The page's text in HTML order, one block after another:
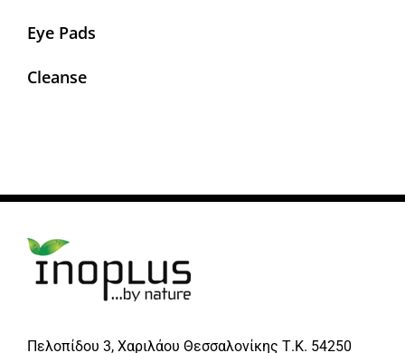
Eye Pads
Cleanse
Πελοπίδου 3, Χαριλάου Θεσσαλονίκης Τ.Κ. 54250